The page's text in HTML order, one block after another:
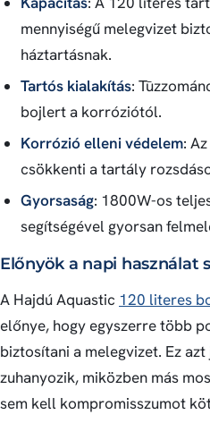
mennyiségű melegvizet
háztartásnak.
Tartós kialakítás:
bojlert a korróziótól.
Korrózió elleni védelem:
csökkenti a tartály
Gyorsaság: 1800W-os
segítségével gyorsan
Előnyök a napi használat
A Hajdú Aquastic 120 literes
előnye, hogy egyszerre több
biztosítani a melegvizet. Ez
zuhanyozik, miközben más
sem kell kompromisszumot